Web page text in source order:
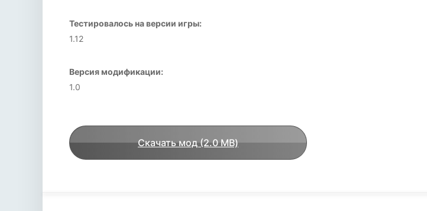
Тестировалось на версии игры:
1.12
Версия модификации:
1.0
Скачать мод (2.0 MB)